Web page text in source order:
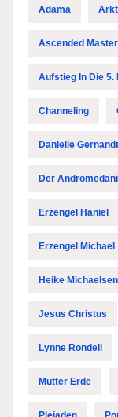
Adama
Ascended
Aufstieg In Die 5.
Channeling
Danielle Gernandt
Der
Erzengel Haniel
Erzengel Michael
Heike Michaelsen
Jesus Christus
Lynne Rondell
Mutter Erde